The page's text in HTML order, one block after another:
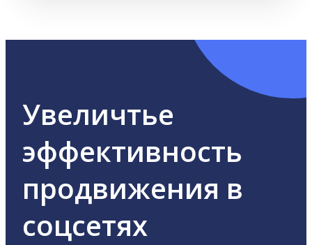
Увеличтье
эффективность
продвижения в
соцсетях